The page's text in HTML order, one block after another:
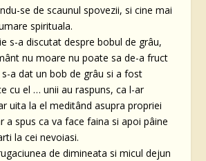
se de scaunul spovezii, si cine mai
spirituala.
s-a discutat despre bobul de grâu,
nu moare nu poate sa de-a fruct
a dat un bob de grâu si a fost
cu el … unii au raspuns, ca l-ar
uita la el meditând asupra propriei
a spus ca va face faina si apoi pâine
la cei nevoiasi.
de dimineata si micul dejun